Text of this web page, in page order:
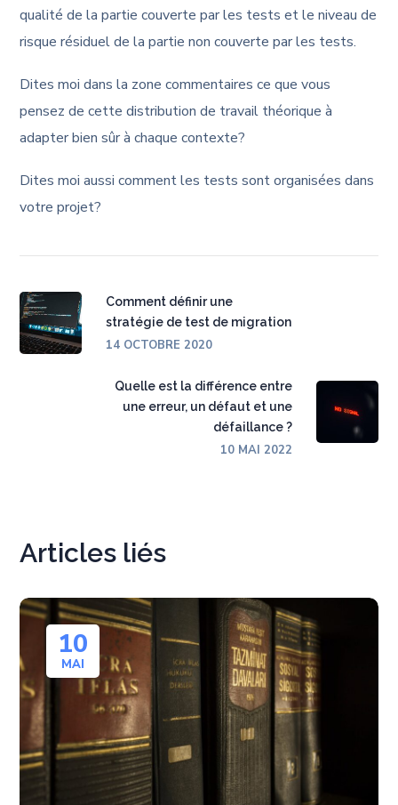
qualité de la partie couverte par les tests et le niveau de
risque résiduel de la partie non couverte par les tests.
Dites moi dans la zone commentaires ce que vous
pensez de cette distribution de travail théorique à
adapter bien sûr à chaque contexte?
Dites moi aussi comment les tests sont organisées dans
votre projet?
Comment définir une
stratégie de test de migration
14 OCTOBRE 2020
Quelle est la différence entre
une erreur, un défaut et une
défaillance ?
10 MAI 2022
Articles liés
10
MAI